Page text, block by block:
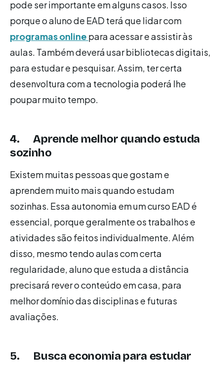
pode ser importante em alguns casos. Isso
porque o aluno de EAD terá que lidar com
programas online para acessar e assistir às
aulas. Também deverá usar bibliotecas digitais,
para estudar e pesquisar. Assim, ter certa
desenvoltura com a tecnologia poderá lhe
poupar muito tempo.
4. Aprende melhor quando estuda
sozinho
Existem muitas pessoas que gostam e
aprendem muito mais quando estudam
sozinhas. Essa autonomia em um curso EAD é
essencial, porque geralmente os trabalhos e
atividades são feitos individualmente. Além
disso, mesmo tendo aulas com certa
regularidade, aluno que estuda a distância
precisará rever o conteúdo em casa, para
melhor domínio das disciplinas e futuras
avaliações.
5. Busca economia para estudar